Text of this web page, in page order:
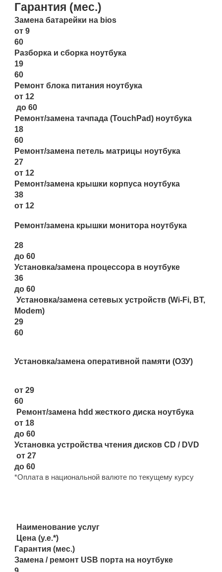
Гарантия (мес.)
Замена батарейки на bios
от 9
60
Разборка и сборка ноутбука
19
60
Ремонт блока питания ноутбука
от 12
до 60
Ремонт/замена тачпада (TouchPad) ноутбука
18
60
Ремонт/замена петель матрицы ноутбука
27
от 12
Ремонт/замена крышки корпуса ноутбука
38
от 12
Ремонт/замена крышки монитора ноутбука
28
до 60
Установка/замена процессора в ноутбуке
36
до 60
Установка/замена сетевых устройств (Wi-Fi, BT,
Modem)
29
60
Установка/замена оперативной памяти (ОЗУ)
от 29
60
Ремонт/замена hdd жесткого диска ноутбука
от 18
до 60
Установка устройства чтения дисков CD / DVD
от 27
до 60
*Оплата в национальной валюте по текущему курсу
Наименование услуг
Цена (у.е.*)
Гарантия (мес.)
Замена / ремонт USB порта на ноутбуке